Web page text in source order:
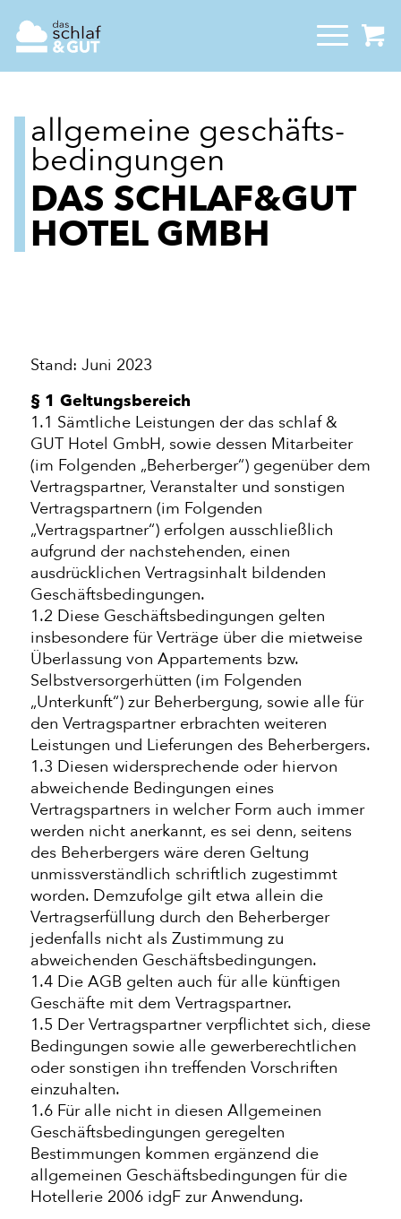
allgemeine geschäfts­
bedingungen
DAS SCHLAF&GUT
HOTEL GMBH
Stand: Juni 2023
§ 1 Geltungsbereich
1.1 Sämtliche Leistungen der das schlaf &
GUT Hotel GmbH, sowie dessen Mitarbeiter
(im Folgenden „Beherberger“) gegenüber dem
Vertragspartner, Veranstalter und sonstigen
Vertragspartnern (im Folgenden
„Vertragspartner“) erfolgen ausschließlich
aufgrund der nachstehenden, einen
ausdrücklichen Vertragsinhalt bildenden
Geschäftsbedingungen.
1.2 Diese Geschäftsbedingungen gelten
insbesondere für Verträge über die mietweise
Überlassung von Appartements bzw.
Selbstversorgerhütten (im Folgenden
„Unterkunft“) zur Beherbergung, sowie alle für
den Vertragspartner erbrachten weiteren
Leistungen und Lieferungen des Beherbergers.
1.3 Diesen widersprechende oder hiervon
abweichende Bedingungen eines
Vertragspartners in welcher Form auch immer
werden nicht anerkannt, es sei denn, seitens
des Beherbergers wäre deren Geltung
unmissverständlich schriftlich zugestimmt
worden. Demzufolge gilt etwa allein die
Vertragserfüllung durch den Beherberger
jedenfalls nicht als Zustimmung zu
abweichenden Geschäftsbedingungen.
1.4 Die AGB gelten auch für alle künftigen
Geschäfte mit dem Vertragspartner.
1.5 Der Vertragspartner verpflichtet sich, diese
Bedingungen sowie alle gewerberechtlichen
oder sonstigen ihn treffenden Vorschriften
einzuhalten.
1.6 Für alle nicht in diesen Allgemeinen
Geschäftsbedingungen geregelten
Bestimmungen kommen ergänzend die
allgemeinen Geschäftsbedingungen für die
Hotellerie 2006 idgF zur Anwendung.